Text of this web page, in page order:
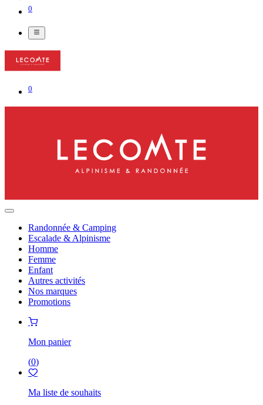
0
0
Randonnée & Camping
Escalade & Alpinisme
Homme
Femme
Enfant
Autres activités
Nos marques
Promotions
Mon panier
(0)
Ma liste de souhaits